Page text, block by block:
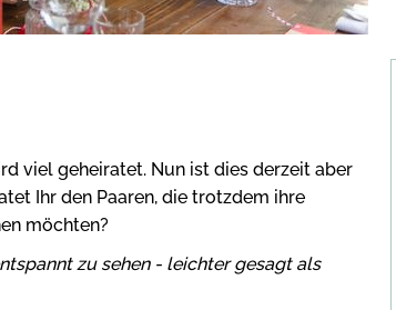
viel geheiratet. Nun ist dies derzeit aber
Ihr den Paaren, die trotzdem ihre
möchten?
zu sehen - leichter gesagt als